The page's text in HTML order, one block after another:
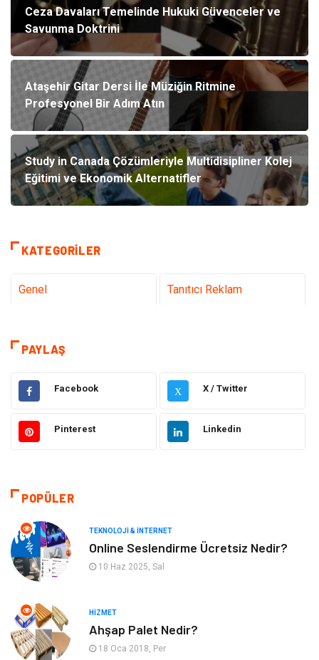
Ceza Davaları Temelinde Hukuki Güvenceler ve
Savunma Doktrini
Ataşehir Gitar Dersi İle Müziğin Ritmine
Profesyonel Bir Adım Atın
Study in Canada Çözümleriyle Multidisipliner Kolej
Eğitimi ve Ekonomik Alternatifler
KATEGORILER
Genel Tanıtıcı Reklam
Hukuk Elektrik Elektronik
Güzellik & Bakım Moda
Giyim
Otomotiv Makine
Gıda
Gayrimenkul
Anne & Çocuk
PAYLAŞ
Facebook X X / Twitter
Pinterest Linkedin
POPÜLER
TEKNOLOJI & İNTERNET
Online Seslendirme Ücretsiz Nedir?
10 Haz 2025, Sal
HIZMET
Ahşap Palet Nedir?
18 Oca 2018, Per